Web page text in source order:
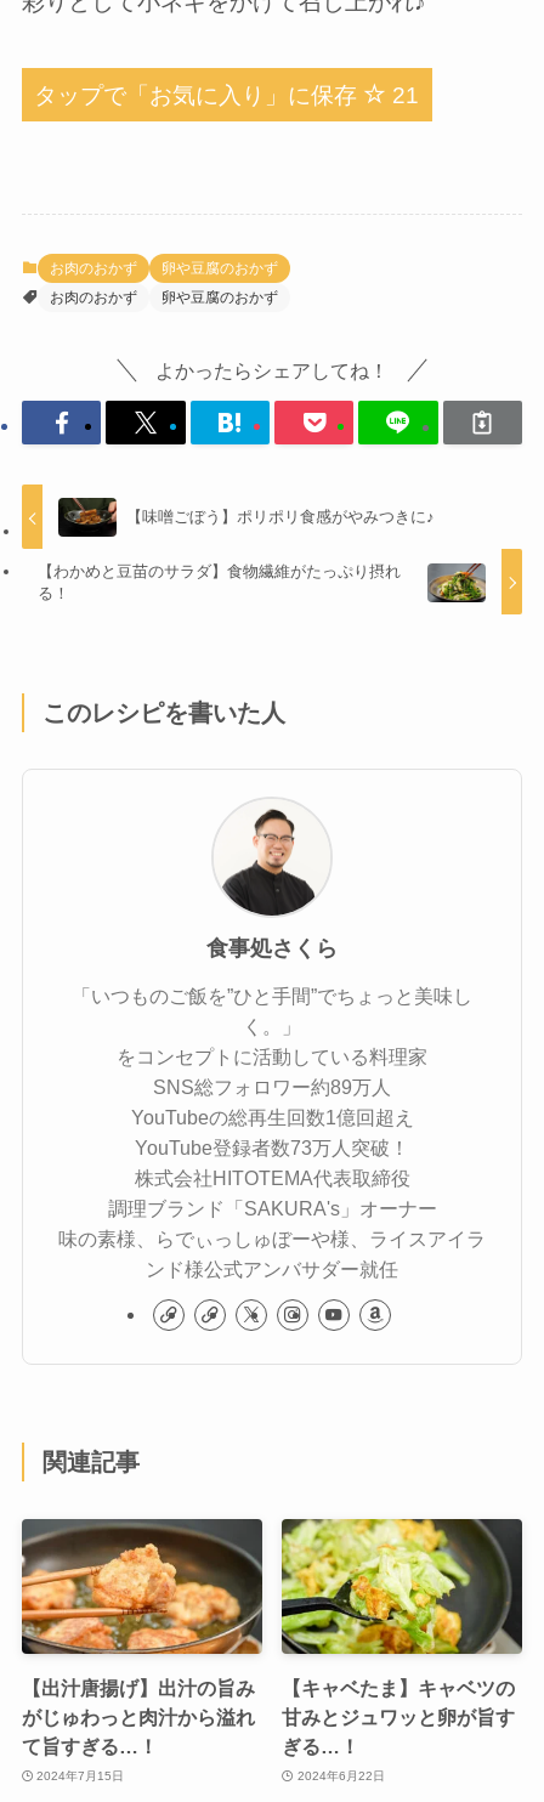
タップで「お気に入り」に保存 21
お肉のおかず
卵や豆腐のおかず
お肉のおかず
卵や豆腐のおかず
よかったらシェアしてね！
【味噌ごぼう】ポリポリ食感がやみつきに♪
【わかめと豆苗のサラダ】食物繊維がたっぷり摂れ
る！
このレシピを書いた人
食事処さくら
「いつものご飯を”ひと手間”でちょっと美味し
く。」
をコンセプトに活動している料理家
SNS総フォロワー約89万人
YouTubeの総再生回数1億回超え
YouTube登録者数73万人突破！
株式会社HITOTEMA代表取締役
調理ブランド「SAKURA's」オーナー
味の素様、らでぃっしゅぼーや様、ライスアイラ
ンド様公式アンバサダー就任
関連記事
【出汁唐揚げ】出汁の旨み
がじゅわっと肉汁から溢れ
て旨すぎる…！
2024年7月15日
【キャベたま】キャベツの
甘みとジュワッと卵が旨す
ぎる…！
2024年6月22日